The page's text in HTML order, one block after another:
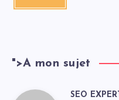
">A mon sujet
SEO EXPERT